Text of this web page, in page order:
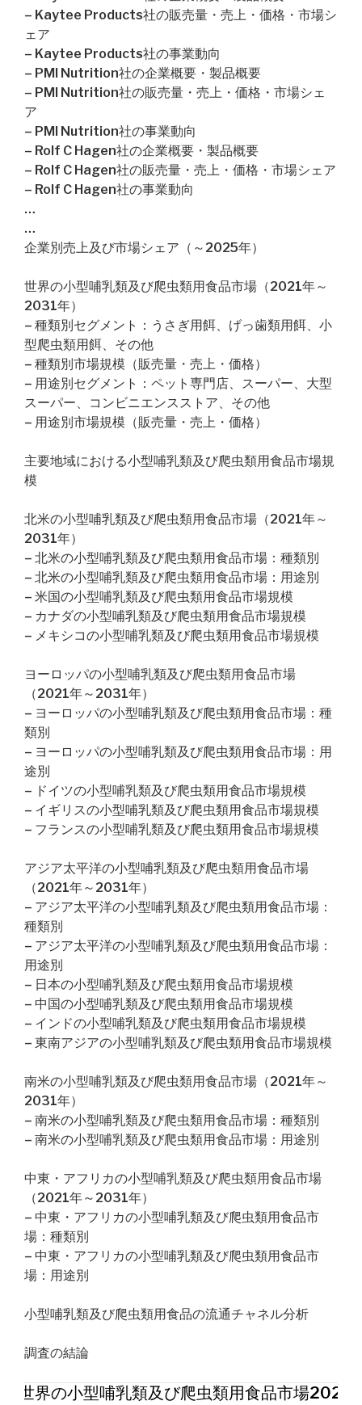
– Kaytee Products社の販売量・売上・価格・市場シ
ェア
– Kaytee Products社の事業動向
– PMI Nutrition社の企業概要・製品概要
– PMI Nutrition社の販売量・売上・価格・市場シェ
ア
– PMI Nutrition社の事業動向
– Rolf C Hagen社の企業概要・製品概要
– Rolf C Hagen社の販売量・売上・価格・市場シェア
– Rolf C Hagen社の事業動向
…
…
企業別売上及び市場シェア（～2025年）
世界の小型哺乳類及び爬虫類用食品市場（2021年～
2031年）
– 種類別セグメント：うさぎ用餌、げっ歯類用餌、小
型爬虫類用餌、その他
– 種類別市場規模（販売量・売上・価格）
– 用途別セグメント：ペット専門店、スーパー、大型
スーパー、コンビニエンスストア、その他
– 用途別市場規模（販売量・売上・価格）
主要地域における小型哺乳類及び爬虫類用食品市場規
模
北米の小型哺乳類及び爬虫類用食品市場（2021年～
2031年）
– 北米の小型哺乳類及び爬虫類用食品市場：種類別
– 北米の小型哺乳類及び爬虫類用食品市場：用途別
– 米国の小型哺乳類及び爬虫類用食品市場規模
– カナダの小型哺乳類及び爬虫類用食品市場規模
– メキシコの小型哺乳類及び爬虫類用食品市場規模
ヨーロッパの小型哺乳類及び爬虫類用食品市場
（2021年～2031年）
– ヨーロッパの小型哺乳類及び爬虫類用食品市場：種
類別
– ヨーロッパの小型哺乳類及び爬虫類用食品市場：用
途別
– ドイツの小型哺乳類及び爬虫類用食品市場規模
– イギリスの小型哺乳類及び爬虫類用食品市場規模
– フランスの小型哺乳類及び爬虫類用食品市場規模
アジア太平洋の小型哺乳類及び爬虫類用食品市場
（2021年～2031年）
– アジア太平洋の小型哺乳類及び爬虫類用食品市場：
種類別
– アジア太平洋の小型哺乳類及び爬虫類用食品市場：
用途別
– 日本の小型哺乳類及び爬虫類用食品市場規模
– 中国の小型哺乳類及び爬虫類用食品市場規模
– インドの小型哺乳類及び爬虫類用食品市場規模
– 東南アジアの小型哺乳類及び爬虫類用食品市場規模
南米の小型哺乳類及び爬虫類用食品市場（2021年～
2031年）
– 南米の小型哺乳類及び爬虫類用食品市場：種類別
– 南米の小型哺乳類及び爬虫類用食品市場：用途別
中東・アフリカの小型哺乳類及び爬虫類用食品市場
（2021年～2031年）
– 中東・アフリカの小型哺乳類及び爬虫類用食品市
場：種類別
– 中東・アフリカの小型哺乳類及び爬虫類用食品市
場：用途別
小型哺乳類及び爬虫類用食品の流通チャネル分析
調査の結論
世界の小型哺乳類及び爬虫類用食品市場2026